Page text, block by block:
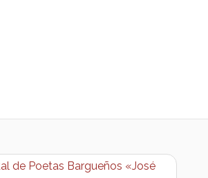
de Poetas Bargueños «José